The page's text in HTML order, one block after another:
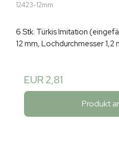
12423-12mm
6 Stk. Türkis Imitation
12 mm, Lochdurchmesser 1,2
EUR 2,81
Produkt